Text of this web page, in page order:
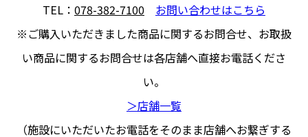
TEL： 078-382-7100
お問い合わせはこちら
※ご購入いただきました商品に関するお問合せ、 お取扱
い商品に関するお問合せは各店舗へ直接お電話くださ
い。
＞店舗一覧
（施設にいただいたお電話をそのまま店舗へお繋ぎする